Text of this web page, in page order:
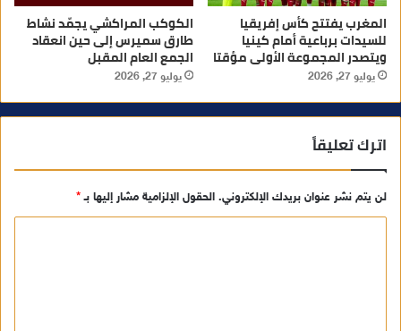
المغرب يفتتح كأس إفريقيا
للسيدات برباعية أمام كينيا
ويتصدر المجموعة الأولى مؤقتا
يوليو 27, 2026
الكوكب المراكشي يجمّد نشاط
طارق سميرس إلى حين انعقاد
الجمع العام المقبل
يوليو 27, 2026
اترك تعليقاً
لن يتم نشر عنوان بريدك الإلكتروني. الحقول الإلزامية مشار إليها بـ*